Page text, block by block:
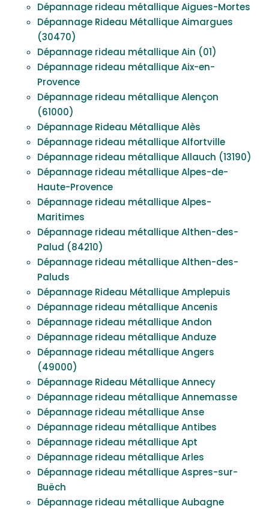
Dépannage rideau métallique Aigues-Mortes
Dépannage Rideau Métallique Aimargues
(30470)
Dépannage rideau métallique Ain (01)
Dépannage rideau métallique Aix-en-
Provence
Dépannage rideau métallique Alençon
(61000)
Dépannage Rideau Métallique Alès
Dépannage rideau métallique Alfortville
Dépannage rideau métallique Allauch (13190)
Dépannage rideau métallique Alpes-de-
Haute-Provence
Dépannage rideau métallique Alpes-
Maritimes
Dépannage rideau métallique Althen-des-
Palud (84210)
Dépannage rideau métallique Althen-des-
Paluds
Dépannage Rideau Métallique Amplepuis
Dépannage rideau métallique Ancenis
Dépannage rideau métallique Andon
Dépannage rideau métallique Anduze
Dépannage rideau métallique Angers
(49000)
Dépannage Rideau Métallique Annecy
Dépannage rideau métallique Annemasse
Dépannage rideau métallique Anse
Dépannage rideau métallique Antibes
Dépannage rideau métallique Apt
Dépannage rideau métallique Arles
Dépannage rideau métallique Aspres-sur-
Buëch
Dépannage rideau métallique Aubagne